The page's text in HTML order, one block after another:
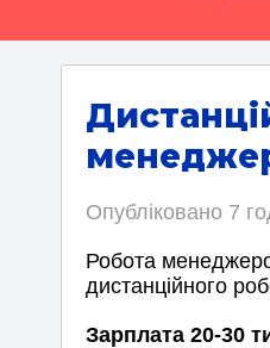
Опубліковано 7
Робота
дистанційного
Зарплата 20-30